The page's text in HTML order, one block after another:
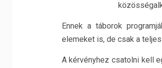
Ennek a táborok
elemeket is, de csak a
A kérvényhez csatolni kell